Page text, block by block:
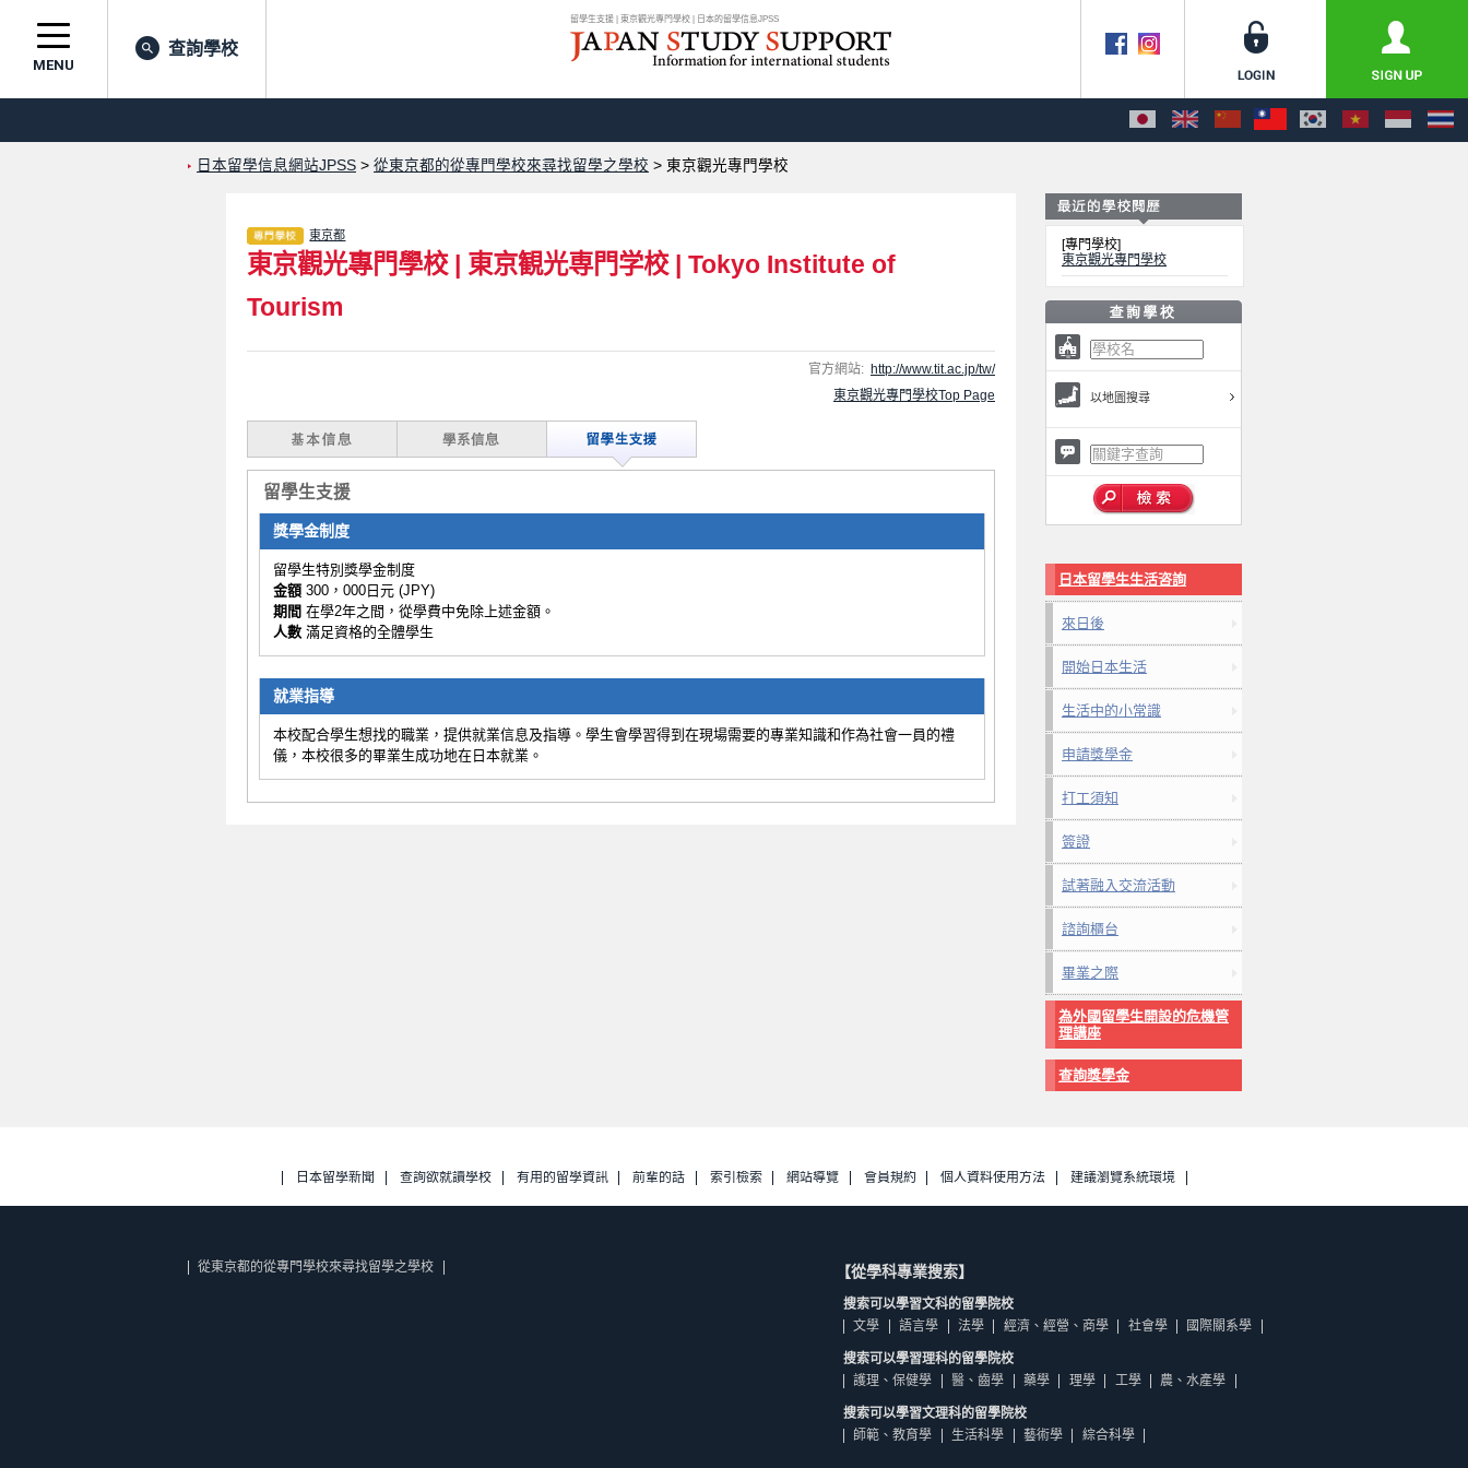
留學生支援 | 東京觀光專門學校 | 日本的留學信息JPSS
MENU
查詢學校
日本留學信息網站JPSS > 從東京都的從專門學校來尋找留學之學校 > 東京觀光專門學校
東京都
東京觀光專門學校| 東京観光専門学校| Tokyo Institute of
Tourism
官方網站: http://www.tit.ac.jp/tw/
東京觀光專門學校Top Page
留學生支援
獎學金制度
留學生特別獎學金制度
金額 300，000日元 (JPY)
期間 在學2年之間，從學費中免除上述金額。
人數 滿足資格的全體學生
就業指導
本校配合學生想找的職業，提供就業信息及指導。學生會學習得到在現場需要的專業知識和作為社會一員的禮
儀，本校很多的畢業生成功地在日本就業。
[專門學校]
東京觀光專門學校
以地圖搜尋
日本留學生生活咨詢
來日後
開始日本生活
生活中的小常識
申請獎學金
打工須知
簽證
試著融入交流活動
諮詢櫃台
畢業之際
為外國留學生開設的危機管
理講座
查詢獎學金
日本留學新聞 查詢欲就讀學校 有用的留學資訊 前輩的話 索引檢索 網站導覽 會員規約 個人資料使用方法 建議瀏覽系統環境
從東京都的從專門學校來尋找留學之學校 【從學科專業搜索】
搜索可以學習文科的留學院校
文學
語言學 法學 經濟、經營、商學 社會學 國際關系學
搜索可以學習理科的留學院校
護理、保健學
醫、齒學 藥學 理學 工學 農、水產學
搜索可以學習文理科的留學院校
師範、教育學
生活科學 藝術學 綜合科學